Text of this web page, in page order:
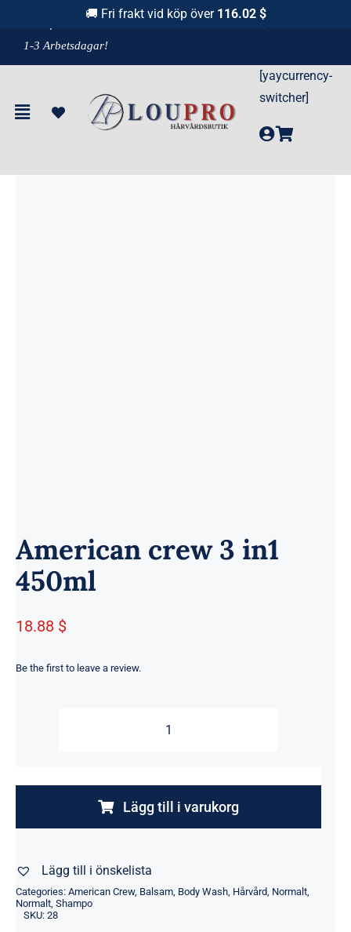
innehållet
& Leverans
1-3 Arbetsdagar!
[yaycurrency-
switcher]
American crew 3 in1
450ml
18.88 $
Be the first to leave a review.
American
3
in1
450ml
Lägg till i varukorg
Lägg till i önskelista
Categories: American Crew, Balsam Body Wash Hårvård Normalt
Normalt Shampo
SKU: 28
🚚 Fri frakt vid köp över 116.02 $